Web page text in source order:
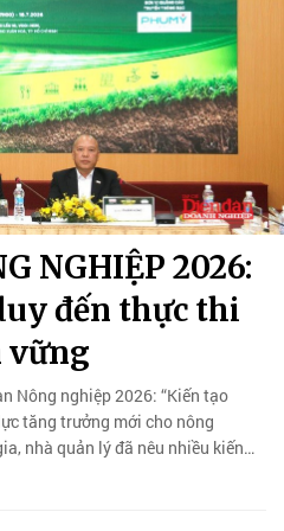
NGHIỆP 2026:
đến thực thi
vững
Nông nghiệp 2026: “Kiến tạo
tăng trưởng mới cho nông
nhà quản lý đã nêu nhiều kiến
triển nông nghiệp.